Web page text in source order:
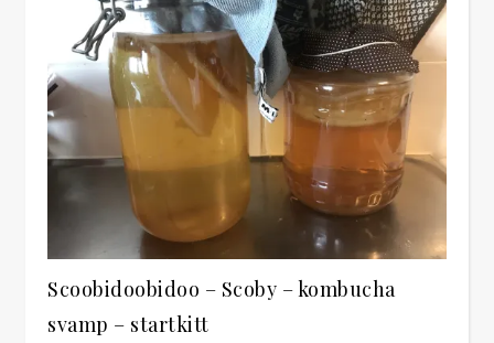
Scoobidoobidoo – Scoby – kombucha
svamp – startkitt